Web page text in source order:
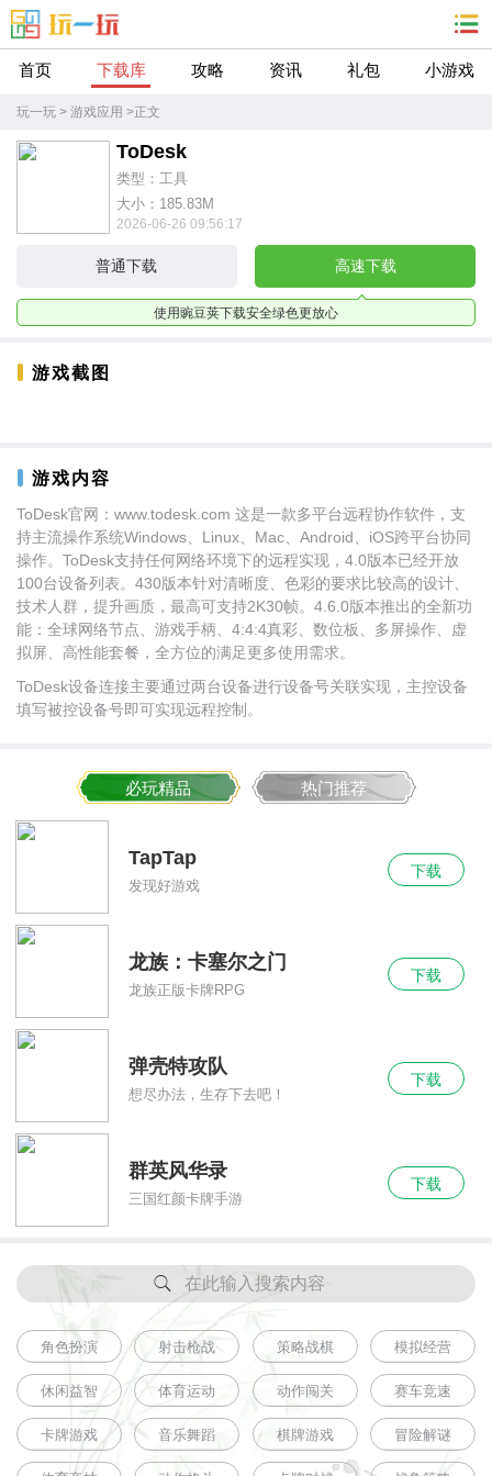
首页 下载库 攻略 资讯 礼包 小游戏
玩一玩 > 游戏应用 >正文
ToDesk
类型：工具
大小：185.83M
2026-06-26 09:56:17
普通下载 高速下载
使用豌豆荚下载安全绿色更放心
游戏截图
游戏内容
ToDesk官网：www.todesk.com 这是一款多平台远程协作软件，支
持主流操作系统Windows、Linux、Mac、Android、iOS跨平台协同
操作。ToDesk支持任何网络环境下的远程实现，4.0版本已经开放
100台设备列表。430版本针对清晰度、色彩的要求比较高的设计、
技术人群，提升画质，最高可支持2K30帧。4.6.0版本推出的全新功
能：全球网络节点、游戏手柄、4:4:4真彩、数位板、多屏操作、虚
拟屏、高性能套餐，全方位的满足更多使用需求。
ToDesk设备连接主要通过两台设备进行设备号关联实现，主控设备
填写被控设备号即可实现远程控制。
必玩精品 热门推荐
TapTap
发现好游戏
下载
龙族：卡塞尔之门
龙族正版卡牌RPG
下载
弹壳特攻队
想尽办法，生存下去吧！
下载
群英风华录
三国红颜卡牌手游
下载
在此输入搜索内容
角色扮演 射击枪战 策略战棋 模拟经营
休闲益智 体育运动 动作闯关 赛车竞速
卡牌游戏 音乐舞蹈 棋牌游戏 冒险解谜